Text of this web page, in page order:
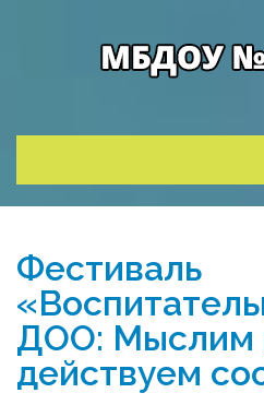
Деятельность
Родителям
Фестиваль
ДОО: Мыслим
действуем